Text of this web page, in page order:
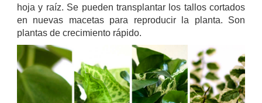
hoja y raíz. Se pueden transplantar los tallos cortados
en nuevas macetas para reproducir la planta. Son
plantas de crecimiento rápido.